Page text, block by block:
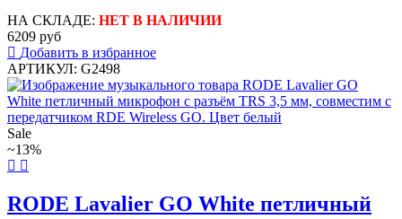
НА СКЛАДЕ: НЕТ В НАЛИЧИИ
6209 руб
Добавить в избранное
АРТИКУЛ: G2498
Sale
~13%
RODE Lavalier GO White петличный